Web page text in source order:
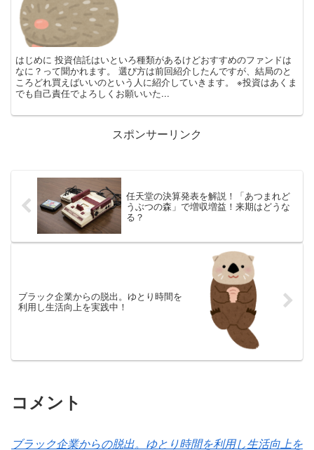
はじめに 投資信託はいといろ種類があるけどおすすめのファンドは
なに？って聞かれます。 選び方は前回紹介したんですが、結局のと
ころどれ買えばいいのという人に紹介していきます。 ※投資はあくま
でも自己責任でよろしくお願いいた...
スポンサーリンク
任天堂の決算発表を解説！「あつまれど
うぶつの森」で増収増益！来期はどうな
る？
ブラック企業からの脱出。ゆとり時間を
利用し生活向上を実践中！
コメント
ブラック企業からの脱出。ゆとり時間を利用し生活向上を